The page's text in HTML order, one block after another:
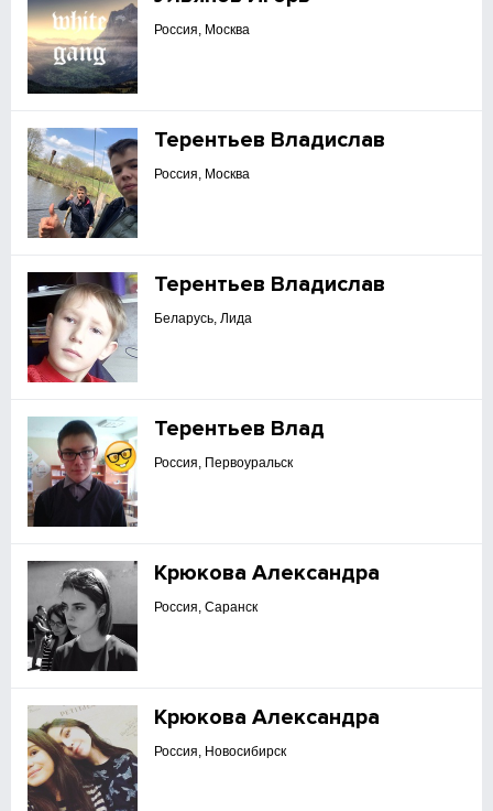
Россия, Москва
Терентьев Владислав
Россия, Москва
Терентьев Владислав
Беларусь, Лида
Терентьев Влад
Россия, Первоуральск
Крюкова Александра
Россия, Саранск
Крюкова Александра
Россия, Новосибирск